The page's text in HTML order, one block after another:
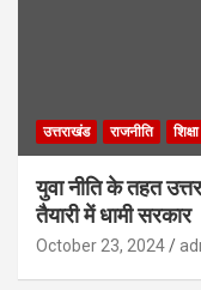
उत्तराखंड राजनीति
युवा नीति के तहत
तैयारी में धामी सरकार
October 23, 2024